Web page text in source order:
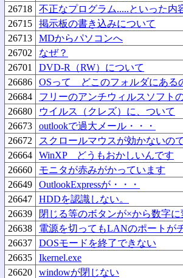
26718
不正なプログラム.....といった
26715
掲示板の書き込みについて
26713
MDからパソコンへ
26702
なぜ？
26701
DVD-R（RW）について
26686
OSって どこのフォルダにある
26684
フリーのアンチウィルスソフト
26680
ウイルス（クレズ）に、ついて
26673
outlookで過大メール・・・
26672
スクロールマウスが効かないの
26664
WinXP どうもおかしいんです
26660
モニタが赤みがかっています
26649
OutlookExpressが・・・
26647
HDDを認識しない。
26639
閉じる等のボタンが×から数字
26638
電源を切ってもLANのポートが
26637
DOSモードを終了できない
26635
Ikernel.exe
26620
windowが閉じない